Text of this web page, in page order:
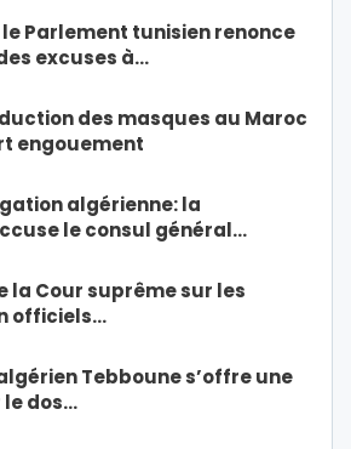
Parlement tunisien renonce
excuses à…
des masques au Maroc
engouement
algérienne: la
le consul général…
la Cour suprême sur les
officiels…
Tebboune s’offre une
dos…